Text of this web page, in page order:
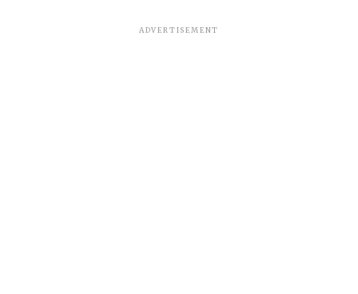
ADVERTISEMENT